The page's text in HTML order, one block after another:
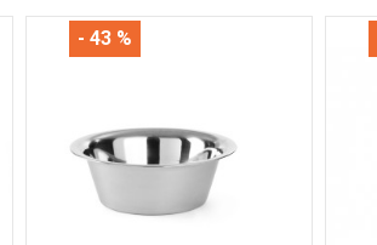
- 43 %